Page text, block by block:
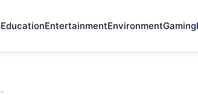
EducationEntertainmentEnvironmentGaming